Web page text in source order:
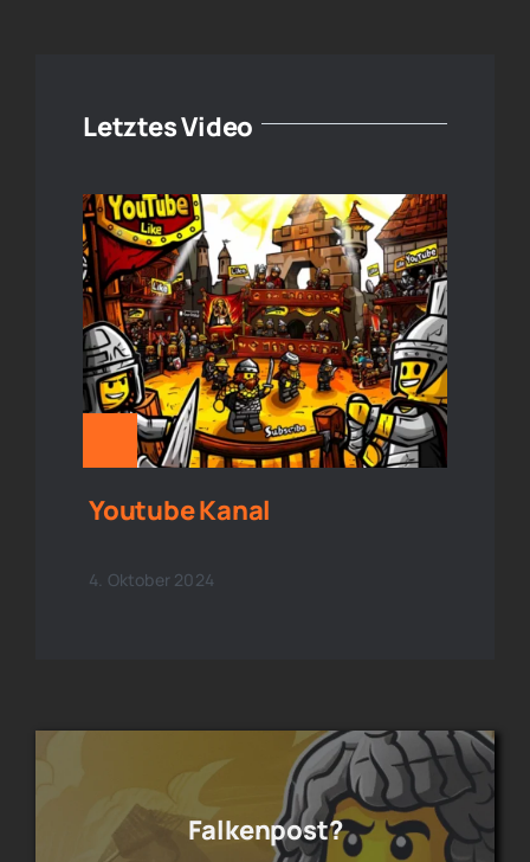
Letztes Video
Youtube Kanal
4. Oktober 2024
Falkenpost?